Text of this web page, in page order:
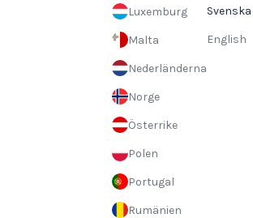
Luxemburg
Malta
Nederländerna
Norge
Österrike
Polen
Portugal
Rumänien
Svenska
English